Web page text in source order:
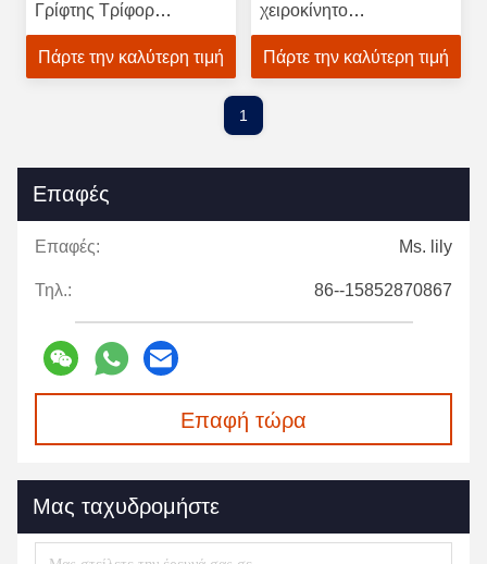
Γρίφτης Τρίφορ
χειροκίνητος σχοινίματος
Τρίφορ λαβή
Πάρτε την καλύτερη τιμή
χειροκίνητο
συρματόπλεγμα σχοινί
ανυψωτήριος κουμπί
Πάρτε την καλύτερη τιμή
1
Επαφές
Επαφές: Ms. lily
Τηλ.: 86--15852870867
Επαφή τώρα
Μας ταχυδρομήστε